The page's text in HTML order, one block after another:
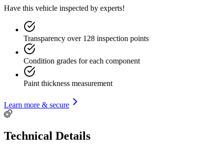
Have this vehicle inspected by experts!
Transparency over 128 inspection points
Condition grades for each component
Paint thickness measurement
Learn more & secure
Technical Details